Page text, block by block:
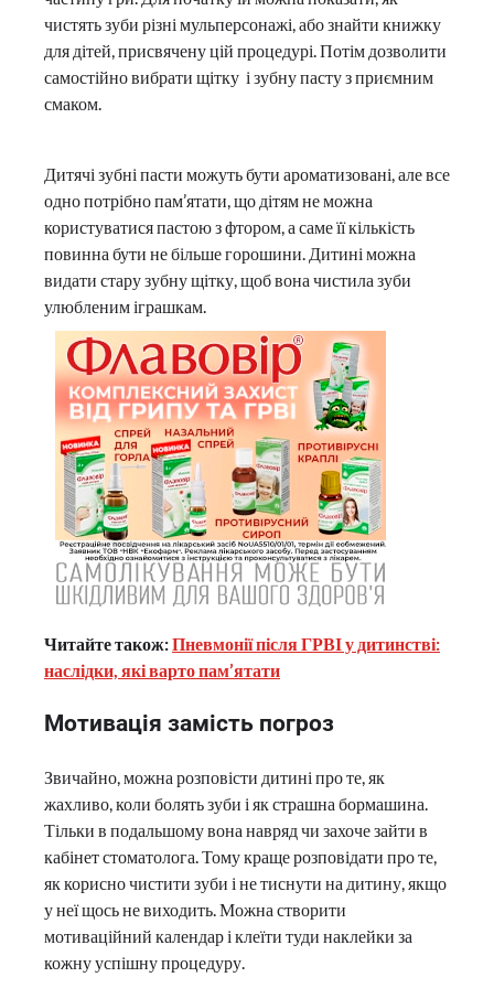
чистять зуби різні мульперсонажі, або знайти книжку
для дітей, присвячену цій процедурі. Потім дозволити
самостійно вибрати щітку і зубну пасту з приємним
смаком.
Дитячі зубні пасти можуть бути ароматизовані, але все
одно потрібно пам’ятати, що дітям не можна
користуватися пастою з фтором, а саме її кількість
повинна бути не більше горошини. Дитині можна
видати стару зубну щітку, щоб вона чистила зуби
улюбленим іграшкам.
Читайте також:Пневмонії після ГРВІ у дитинстві:
наслідки, які варто пам’ятати
Мотивація замість погроз
Звичайно, можна розповісти дитині про те, як
жахливо, коли болять зуби і як страшна бормашина.
Тільки в подальшому вона навряд чи захоче зайти в
кабінет стоматолога. Тому краще розповідати про те,
як корисно чистити зуби і не тиснути на дитину, якщо
у неї щось не виходить. Можна створити
мотиваційний календар і клеїти туди наклейки за
кожну успішну процедуру.